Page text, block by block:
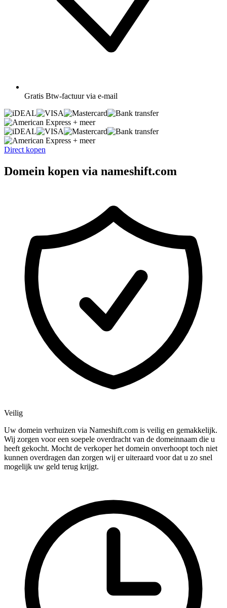
Gratis Btw-factuur via e-mail
+ meer
+ meer
Direct kopen
Domein kopen via nameshift.com
Veilig
Uw domein verhuizen via Nameshift.com is veilig en gemakkelijk.
Wij zorgen voor een soepele overdracht van de domeinnaam die u
heeft gekocht. Mocht de verkoper het domein onverhoopt toch niet
kunnen overdragen dan zorgen wij er uiteraard voor dat u zo snel
mogelijk uw geld terug krijgt.